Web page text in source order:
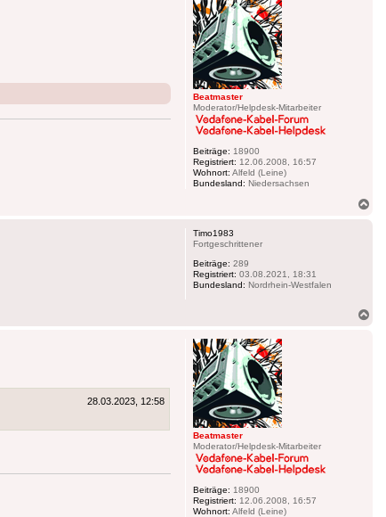
Beatmaster
Moderator/Helpdesk-Mitarbeiter
Beiträge: 18900
Registriert: 12.06.2008, 16:57
Wohnort: Alfeld (Leine)
Bundesland: Niedersachsen
Timo1983
Fortgeschrittener
Beiträge: 289
Registriert: 03.08.2021, 18:31
Bundesland: Nordrhein-Westfalen
Beatmaster
Moderator/Helpdesk-Mitarbeiter
Beiträge: 18900
Registriert: 12.06.2008, 16:57
Wohnort: Alfeld (Leine)
28.03.2023, 12:58